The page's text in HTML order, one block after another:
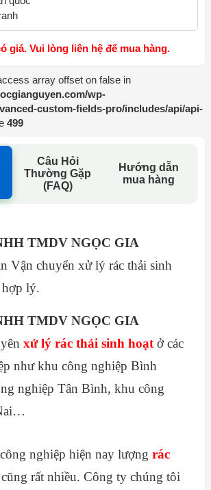
giá. Vui lòng liên hệ để mua hàng.
array offset on false in
wp-
custom-fields-pro/includes/api/api-
499
Câu Hỏi
Thường Gặp
(FAQ)
Hướng dẫn
mua hàng
TMDV NGỌC GIA
Vận chuyển xử lý rác thải sinh
hợp lý.
TMDV NGỌC GIA
xử lý rác thải sinh hoạt ở các
như khu công nghiệp Bình
nghiệp Tân Bình, khu công
nghiệp hiện nay lượngrác
cũng rất nhiều. Công ty chúng tôi